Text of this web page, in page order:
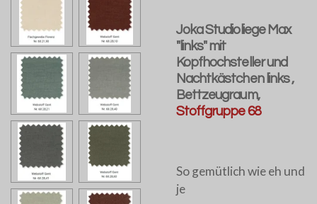
Joka Studioliege Max
"links" mit
Kopfhochsteller und
Nachtkästchen links ,
Bettzeugraum,
Stoffgruppe 68
So gemütlich wie eh und
je